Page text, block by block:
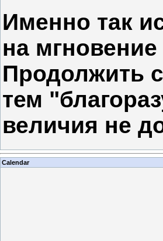
Именно так
на
Продолжить
тем
величия не
Calendar